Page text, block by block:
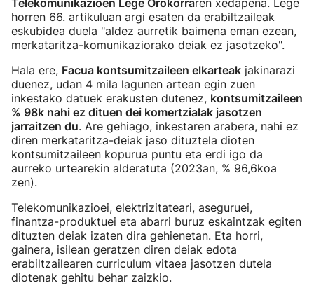
Telekomunikazioen Lege Orokorraren xedapena. Lege
horren 66. artikuluan argi esaten da erabiltzaileak
eskubidea duela "aldez aurretik baimena eman ezean,
merkataritza-komunikaziorako deiak ez jasotzeko".
Hala ere, Facua kontsumitzaileen elkarteak jakinarazi
duenez, udan 4 mila lagunen artean egin zuen
inkestako datuek erakusten dutenez, kontsumitzaileen
% 98k nahi ez dituen dei komertzialak jasotzen
jarraitzen du. Are gehiago, inkestaren arabera, nahi ez
diren merkataritza-deiak jaso dituztela dioten
kontsumitzaileen kopurua puntu eta erdi igo da
aurreko urtearekin alderatuta (2023an, % 96,6koa
zen).
Telekomunikazioei, elektrizitateari, aseguruei,
finantza-produktuei eta abarri buruz eskaintzak egiten
dituzten deiak izaten dira gehienetan. Eta horri,
gainera, isilean geratzen diren deiak edota
erabiltzailearen curriculum vitaea jasotzen dutela
diotenak gehitu behar zaizkio.